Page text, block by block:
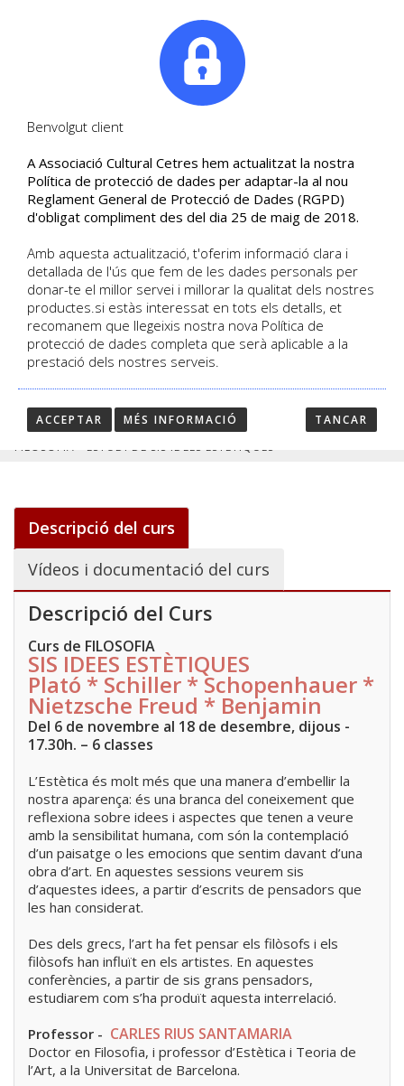
FILOSOFIA - ESTUDI DE
SIS IDEES ESTÈTIQUES
Plató * Schiller * Schopenhauer *
Nietzsche * Freud * Benjamin
DETALL DEL CURS
Data d'inici 11/2025
Català
Curs presencial | Sense places disponibles
HOME / CURSOS
/
FILOSOFIA - ESTUDI DE SIS IDEES ESTÈTIQUES
Descripció del curs
Vídeos i documentació del curs
Descripció del Curs
Curs de FILOSOFIA
SIS IDEES ESTÈTIQUES
Plató * Schiller * Schopenhauer *
Nietzsche Freud * Benjamin
Del 6 de novembre al 18 de desembre, dijous -
17.30h. – 6 classes
L’Estètica és molt més que una manera d’embellir la
nostra aparença: és una branca del coneixement que
reflexiona sobre idees i aspectes que tenen a veure
amb la sensibilitat humana, com són la contemplació
d’un paisatge o les emocions que sentim davant d’una
obra d’art. En aquestes sessions veurem sis
d’aquestes idees, a partir d’escrits de pensadors que
les han considerat.
Des dels grecs, l’art ha fet pensar els filòsofs i els
filòsofs han influït en els artistes. En aquestes
conferències, a partir de sis grans pensadors,
estudiarem com s’ha produït aquesta interrelació.
Professor - CARLES RIUS SANTAMARIA
Doctor en Filosofia, i professor d’Estètica i Teoria de
l’Art, a la Universitat de Barcelona.
Benvolgut client
A Associació Cultural Cetres hem actualitzat la nostra
Política de protecció de dades per adaptar-la al nou
Reglament General de Protecció de Dades (RGPD)
d'obligat compliment des del dia 25 de maig de 2018.
Amb aquesta actualització, t'oferim informació clara i
detallada de l'ús que fem de les dades personals per
donar-te el millor servei i millorar la qualitat dels nostres
productes.si estàs interessat en tots els detalls, et
recomanem que llegeixis nostra nova Política de
protecció de dades completa que serà aplicable a la
prestació dels nostres serveis.
ACCEPTAR MÉS INFORMACIÓ TANCAR